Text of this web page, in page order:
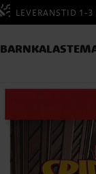
LEVERANSTID 1-3